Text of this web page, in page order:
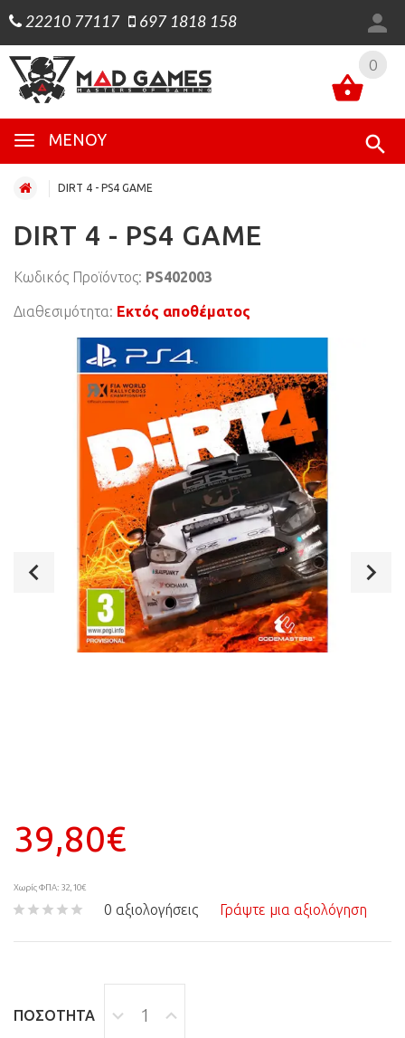
22210 77117 697 1818 158
0
ΜΕΝΟΎ
0
DIRT 4 - PS4 GAME
DIRT 4 - PS4 GAME
Κωδικός Προϊόντος: PS402003
Διαθεσιμότητα: Εκτός αποθέματος
39,80€
Χωρίς ΦΠΑ: 32,10€
0 αξιολογήσεις Γράψτε μια αξιολόγηση
ΠΟΣΌΤΗΤΑ